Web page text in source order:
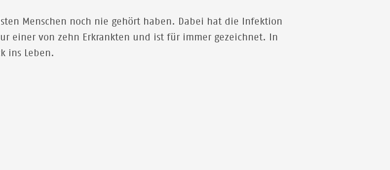
Menschen noch nie gehört haben. Dabei hat die Infektion
einer von zehn Erkrankten und ist für immer gezeichnet. In
ins Leben.